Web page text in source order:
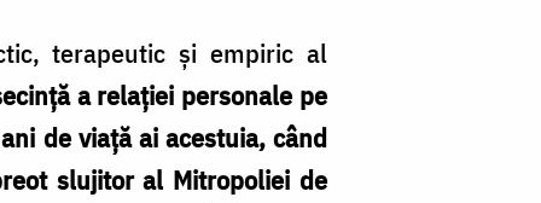
terapeutic și empiric al
a relației personale pe
de viață ai acestuia, când
slujitor al Mitropoliei de